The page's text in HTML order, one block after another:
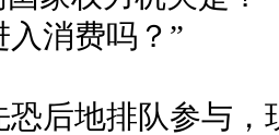
消费吗？”
地排队参与，